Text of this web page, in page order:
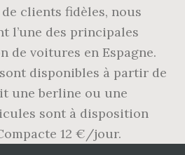
clients fidèles, nous
l’une des principales
de voitures en Espagne.
disponibles à partir de
une berline ou une
sont à disposition
12 €/jour.